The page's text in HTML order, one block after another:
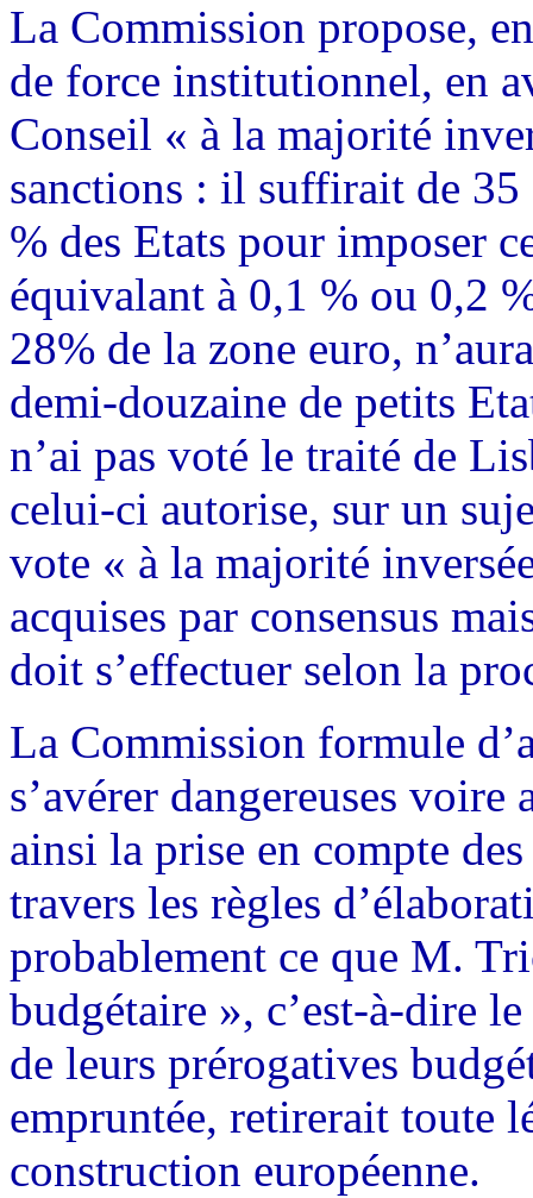
La Commission propose,
de force institutionnel, en
Conseil « à la majorité
sanctions : il suffirait de
% des Etats pour imposer
équivalant à 0,1 % ou 0,2
28% de la zone euro,
demi-douzaine de petits
n’ai pas voté le traité de
celui-ci autorise, sur un
vote « à la majorité
acquises par consensus
doit s’effectuer selon la
La Commission formule
s’avérer dangereuses
ainsi la prise en compte
travers les règles
probablement ce que M.
budgétaire », c’est-à-dire
de leurs prérogatives
empruntée, retirerait toute
construction européenne.